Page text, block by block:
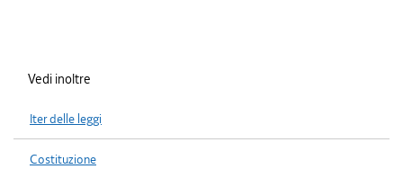
Vedi inoltre
Iter delle leggi
Costituzione